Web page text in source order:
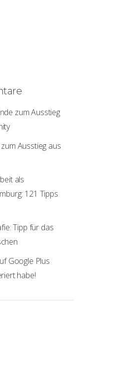
zum Ausstieg
Ausstieg aus
als
121 Tipps
Tipp für das
Google Plus
habe!